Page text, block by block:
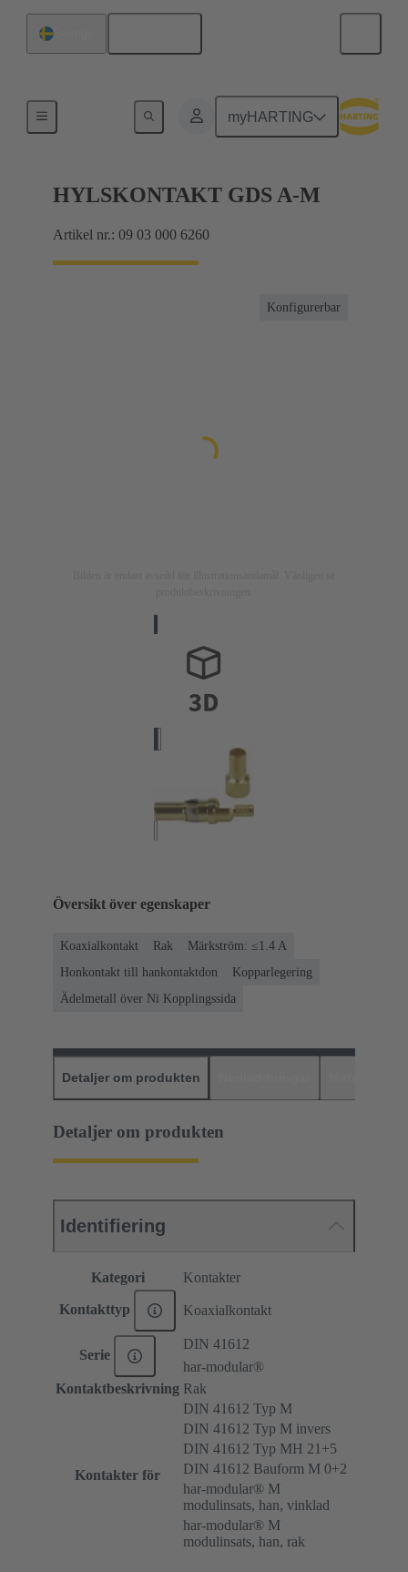
myHARTING
HYLSKONTAKT GDS A-M
Artikel nr.: 09 03 000 6260
Konfigurerbar
Översikt över egenskaper
Koaxialkontakt Rak
Märkström: ≤1.4 A
Honkontakt till hankontaktdon
Kopparlegering
Ädelmetall över Ni Kopplingssida
Detaljer om produkten
Detaljer om produkten
Identifiering
Kategori Kontakter
Kontakttyp Koaxialkontakt
Serie
DIN 41612
har-modular®
Kontaktbeskrivning Rak
Kontakter för
DIN 41612 Typ M
DIN 41612 Typ M invers
DIN 41612 Typ MH 21+5
DIN 41612 Bauform M 0+2
har-modular® M
modulinsats, han, vinklad
har-modular® M
modulinsats, han, rak